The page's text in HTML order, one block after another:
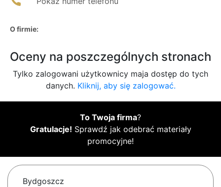
O firmie:
Oceny na poszczególnych stronach
Tylko zalogowani użytkownicy maja dostęp do tych
danych. Kliknij, aby się zalogować.
To Twoja firma?
Gratulacje! Sprawdź jak odebrać materiały
promocyjne!
Bydgoszcz